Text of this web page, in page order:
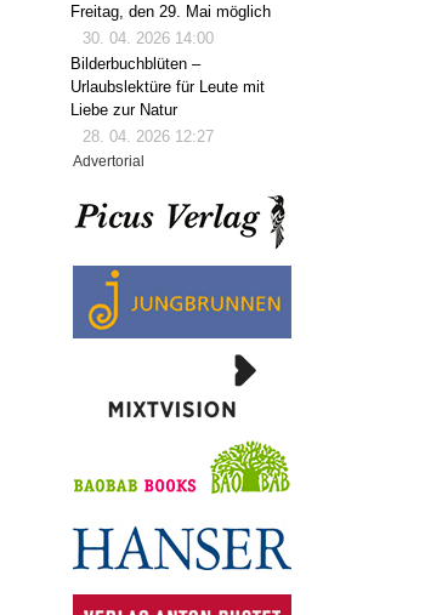
Freitag, den 29. Mai möglich
30. 04. 2026 14:00
Bilderbuchblüten –
Urlaubslektüre für Leute mit
Liebe zur Natur
28. 04. 2026 12:27
Advertorial